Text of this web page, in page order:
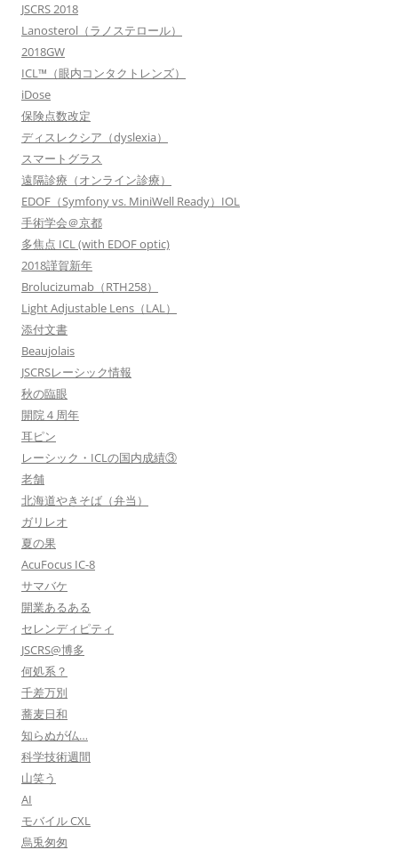
JSCRS 2018
Lanosterol（ラノステロール）
2018GW
ICL™（眼内コンタクトレンズ）
iDose
保険点数改定
ディスレクシア（dyslexia）
スマートグラス
遠隔診療（オンライン診療）
EDOF（Symfony vs. MiniWell Ready）IOL
手術学会＠京都
多焦点 ICL (with EDOF optic)
2018謹賀新年
Brolucizumab（RTH258）
Light Adjustable Lens（LAL）
添付文書
Beaujolais
JSCRSレーシック情報
秋の臨眼
開院４周年
耳ピン
レーシック・ICLの国内成績③
老舗
北海道やきそば（弁当）
ガリレオ
夏の果
AcuFocus IC-8
サマバケ
開業あるある
セレンディピティ
JSCRS@博多
何処系？
千差万別
蕎麦日和
知らぬが仏…
科学技術週間
山笑う
AI
モバイル CXL
烏兎匆匆